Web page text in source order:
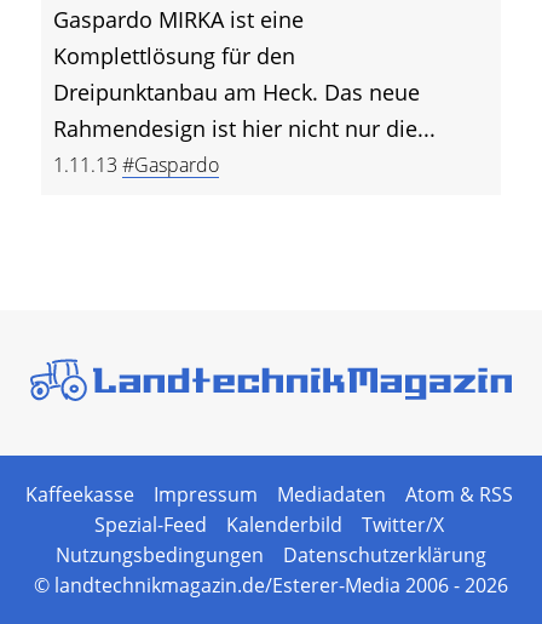
Gaspardo MIRKA ist eine
Komplettlösung für den
Dreipunktanbau am Heck. Das neue
Rahmendesign ist hier nicht nur die...
1.11.13 #Gaspardo
Kaffeekasse Impressum Mediadaten
Atom & RSS
Spezial-Feed
Kalenderbild
Twitter/X
Nutzungsbedingungen
Datenschutzerklärung
© landtechnikmagazin.de/Esterer-Media 2006 - 2026